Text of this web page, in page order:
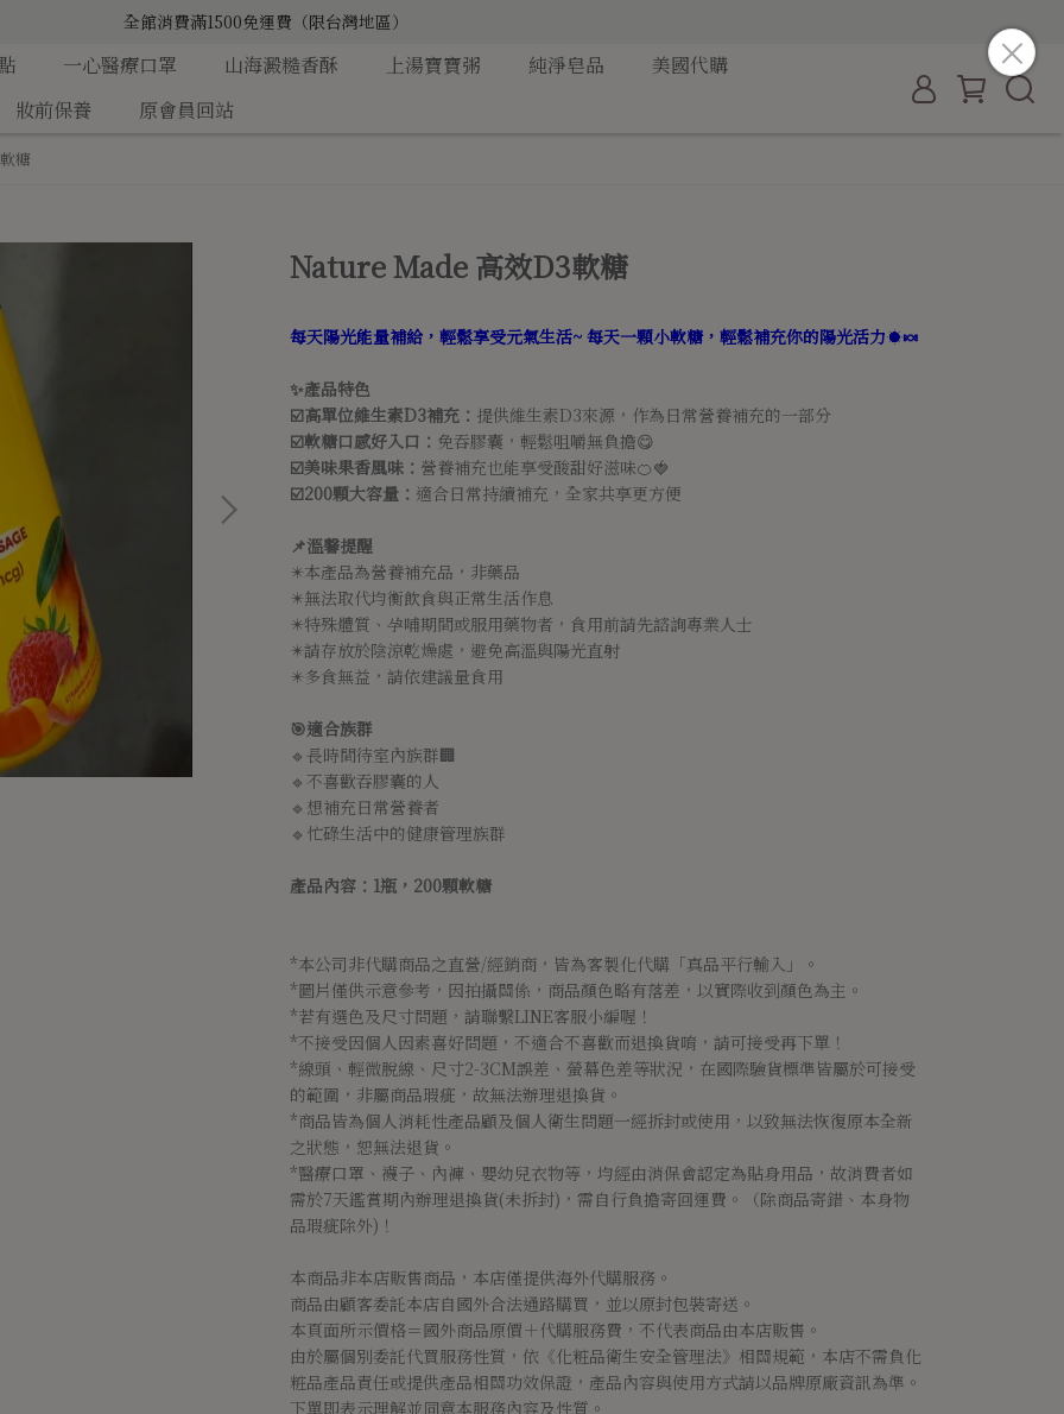
全館消費滿1500免運費（限台灣地區）
一心醫療口罩 山海澱糙香酥 上湯寶寶粥 純淨皂品
美國代購
妝前保養
原會員回站
糖
Nature Made 高效D3軟糖
每天陽光能量補給，輕鬆享受元氣生活~ 每天一顆小軟糖，輕鬆補充你的陽光活力☀️🍬
✨產品特色
☑️高單位維生素D3補充： 提供維生素D3來源，作為日常營養補充的一部分
☑️軟糖口感好入口： 免吞膠囊，輕鬆咀嚼無負擔😋
☑️美味果香風味： 營養補充也能享受酸甜好滋味🍊🍓
☑️200顆大容量： 適合日常持續補充，全家共享更方便
📌溫馨提醒
✴️本產品為營養補充品，非藥品
✴️無法取代均衡飲食與正常生活作息
✴️特殊體質、孕哺期間或服用藥物者，食用前請先諮詢專業人士
✴️請存放於陰涼乾燥處，避免高溫與陽光直射
✴️多食無益，請依建議量食用
🎯適合族群
🔹長時間待室內族群🏢
🔹不喜歡吞膠囊的人
🔹想補充日常營養者
🔹忙碌生活中的健康管理族群
產品內容：1瓶，200顆軟糖
*本公司非代購商品之直營/經銷商，皆為客製化代購「真品平行輸入」。
*圖片僅供示意參考，因拍攝關係，商品顏色略有落差，以實際收到顏色為主。
*若有選色及尺寸問題，請聯繫LINE客服小編喔！
*不接受因個人因素喜好問題，不適合不喜歡而退換貨唷，請可接受再下單！
*線頭、輕微脫線、尺寸2-3CM誤差、螢幕色差等狀況，在國際驗貨標準皆屬於可接受
的範圍，非屬商品瑕疵，故無法辦理退換貨。
*商品皆為個人消耗性產品顧及個人衛生問題一經拆封或使用，以致無法恢復原本全新
之狀態，恕無法退貨。
*醫療口罩、襪子、內褲、嬰幼兒衣物等，均經由消保會認定為貼身用品，故消費者如
需於7天鑑賞期內辦理退換貨(未拆封)，需自行負擔寄回運費。（除商品寄錯、本身物
品瑕疵除外)！
本商品非本店販售商品，本店僅提供海外代購服務。
商品由顧客委託本店自國外合法通路購買，並以原封包裝寄送。
本頁面所示價格＝國外商品原價＋代購服務費，不代表商品由本店販售。
由於屬個別委託代買服務性質，依《化粧品衛生安全管理法》相關規範，本店不需負化
粧品產品責任或提供產品相關功效保證，產品內容與使用方式請以品牌原廠資訊為準。
下單即表示理解並同意本服務內容及性質。